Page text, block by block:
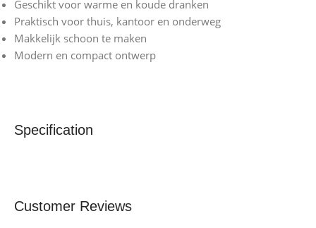
Geschikt voor warme en koude dranken
Praktisch voor thuis, kantoor en onderweg
Makkelijk schoon te maken
Modern en compact ontwerp
Specification
Customer Reviews